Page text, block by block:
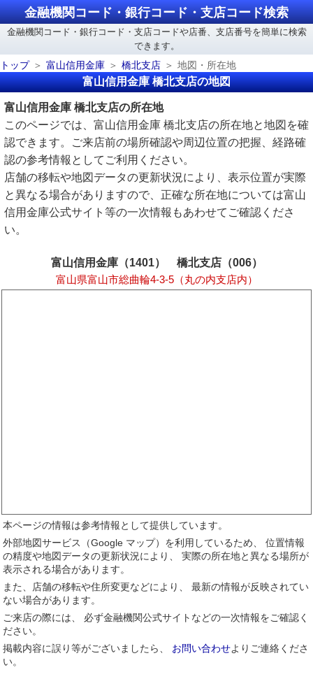
金融機関コード・銀行コード・支店コード検索
金融機関コード・銀行コード・支店コードや店番、支店番号を簡単に検索
できます。
トップ
富山信用金庫 橋北支店 地図・所在地
富山信用金庫 橋北支店の地図
富山信用金庫 橋北支店の所在地
このページでは、富山信用金庫 橋北支店の所在地と地図を確
認できます。ご来店前の場所確認や周辺位置の把握、経路確
認の参考情報としてご利用ください。
店舗の移転や地図データの更新状況により、表示位置が実際
と異なる場合がありますので、正確な所在地については富山
信用金庫公式サイト等の一次情報もあわせてご確認くださ
い。
富山信用金庫（1401） 橋北支店（006）
富山県富山市総曲輪4-3-5（丸の内支店内）
本ページの情報は参考情報として提供しています。
外部地図サービス（Google マップ）を利用しているため、 位置情報
の精度や地図データの更新状況により、 実際の所在地と異なる場所が
表示される場合があります。
また、店舗の移転や住所変更などにより、 最新の情報が反映されてい
ない場合があります。
ご来店の際には、 必ず金融機関公式サイトなどの一次情報をご確認く
ださい。
掲載内容に誤り等がございましたら、 お問い合わせよりご連絡くださ
い。